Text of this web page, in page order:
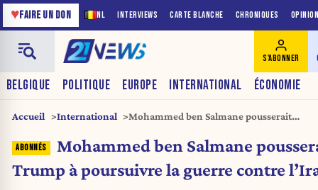
NL INTERVIEWS CARTE BLANCHE CHRONIQUES
♥FAIRE UN DON
BELGIQUE POLITIQUE EUROPE INTERNATIONAL ÉCONOMIE
S'ABONNER
Accueil International
Mohammed ben Salmane pousserait
l’Iran
Mohammed ben Salmane
Trump à poursuivre la guerre contre